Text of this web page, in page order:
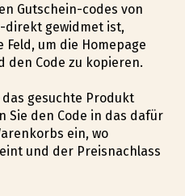
Gutschein-codes von
direkt gewidmet ist,
Feld, um die Homepage
den Code zu kopieren.
gesuchte Produkt
Sie den Code in das dafür
ein, wo
und der Preisnachlass